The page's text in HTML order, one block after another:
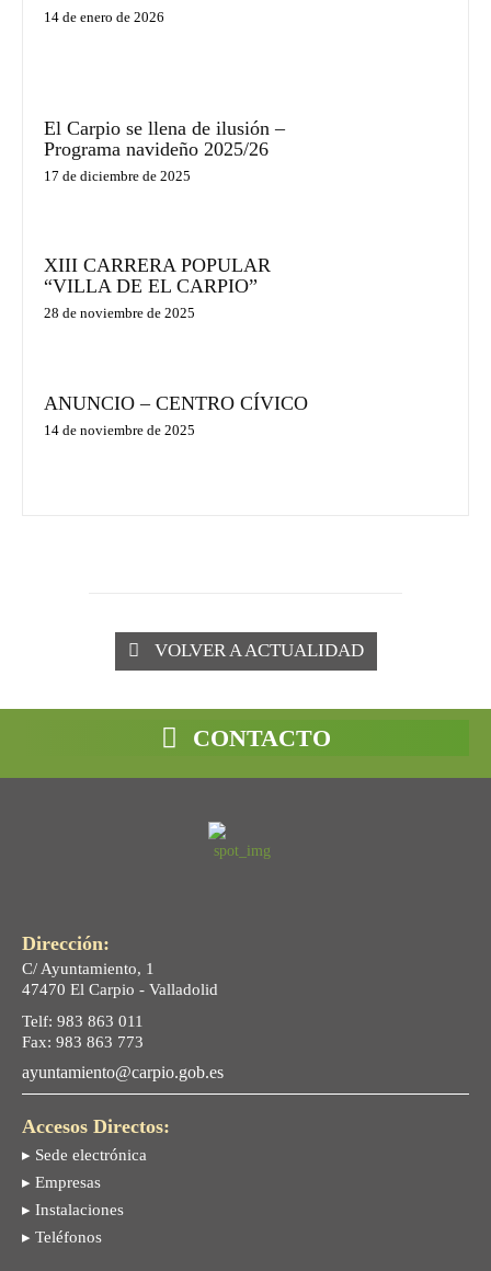
14 de enero de 2026
El Carpio se llena de ilusión –
Programa navideño 2025/26
17 de diciembre de 2025
XIII CARRERA POPULAR
“VILLA DE EL CARPIO”
28 de noviembre de 2025
ANUNCIO – CENTRO CÍVICO
14 de noviembre de 2025
VOLVER A ACTUALIDAD
CONTACTO
Dirección:
C/ Ayuntamiento, 1
47470 El Carpio - Valladolid
Telf: 983 863 011
Fax: 983 863 773
ayuntamiento@carpio.gob.es
Accesos Directos:
▸ Sede electrónica
▸ Empresas
▸ Instalaciones
▸ Teléfonos